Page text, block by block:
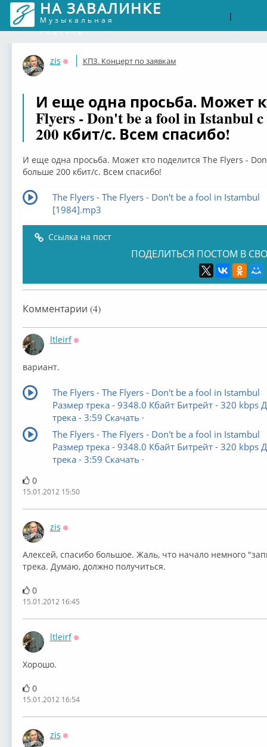
НА ЗАВАЛИНКЕ
Музыкальная
соцсеть
|
zis
Оффлайн
КПЗ. Концерт по заявкам
И еще одна просьба. Может
Flyers - Don't be a fool in
200 кбит/с. Всем спасибо!
И еще одна просьба. Может кто поделится The Flyers -
больше 200 кбит/с. Всем спасибо!
The Flyers - The Flyers - Don't be a fool in Istambul
[1984].mp3
Ссылка на пост
ПОДЕЛИТЬСЯ ПОСТОМ В
Комментарии (4)
ltleirf
вариант.
The Flyers - The Flyers - Don't be a fool in Istambul
Размер трека - 9348.0 Кбайт Битрейт - 320 kbps
трека - 3:59 Скачать ·
The Flyers - The Flyers - Don't be a fool in Istambul
Размер трека - 9348.0 Кбайт Битрейт - 320 kbps
трека - 3:59 Скачать ·
0
15.01.2012 15:50
zis
Алексей, спасибо большое. Жаль, что начало немного
трека. Думаю, должно получиться.
0
15.01.2012 16:45
ltleirf
Хорошо.
0
15.01.2012 16:54
zis